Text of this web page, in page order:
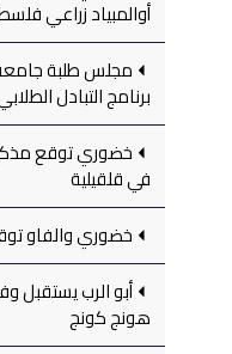
أوالمبياد زراعي
مجلس طلبة
برنامج التبادل
خضوري توقع
في قلقيلية
خضوري والفاو
أبو الرب يستقبل
هونج كونج